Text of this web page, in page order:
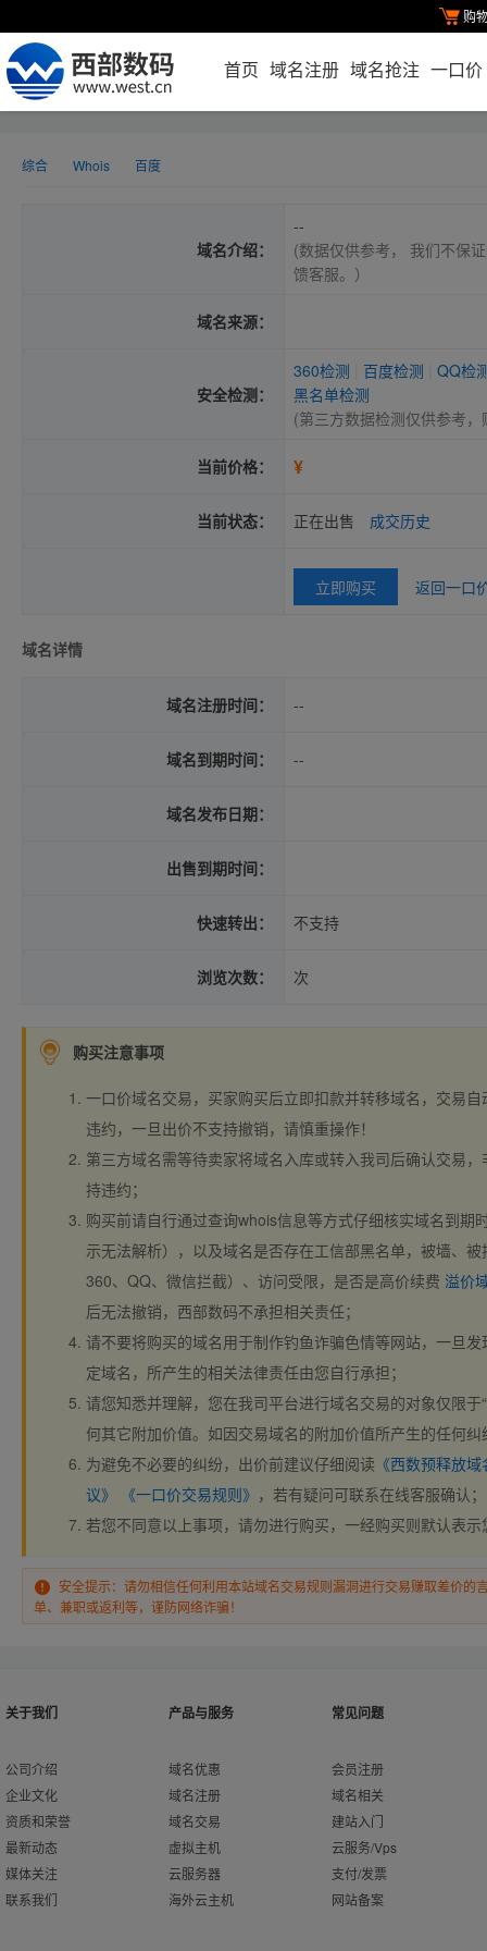
购
首页 域名注册 域名抢注 一口价
综合 Whois 百度
域名介绍：
--
(数据仅供参考， 我们不保
馈客服。）
域名来源：
安全检测：
360检测 百度检测
QQ检
黑名单检测
(第三方数据检测仅供参考
当前价格： ¥
当前状态： 正在出售 成交历史
立即购买 返回一口
域名详情
域名注册时间： --
域名到期时间： --
域名发布日期：
出售到期时间：
快速转出： 不支持
浏览次数： 次
购买注意事项
一口价域名交易，买家购买后立即扣款并转移域名，交易
违约，一旦出价不支持撤销，请慎重操作！
第三方域名需等待卖家将域名入库或转入我司后确认交易
持违约；
购买前请自行通过查询whois信息等方式仔细核实域名到期
示无法解析），以及域名是否存在工信部黑名单，被墙、
360、QQ、微信拦截）、访问受限，是否是高价续费 溢价
后无法撤销，西部数码不承担相关责任；
请不要将购买的域名用于制作钓鱼诈骗色情等网站，一旦
定域名，所产生的相关法律责任由您自行承担；
请您知悉并理解，您在我司平台进行域名交易的对象仅限于
何其它附加价值。如因交易域名的附加价值所产生的任何
为避免不必要的纠纷，出价前建议仔细阅读 《西数预释放
议》
《一口价交易规则》 ，若有疑问可联系在线客服确认；
若您不同意以上事项，请勿进行购买，一经购买则默认表
安全提示：请勿相信任何利用本站域名交易规则漏洞进行交易赚取差价的
单、兼职或返利等，谨防网络诈骗！
关于我们
公司介绍
企业文化
资质和荣誉
最新动态
媒体关注
联系我们
产品与服务
域名优惠
域名注册
域名交易
虚拟主机
云服务器
海外云主机
常见问题
会员注册
域名相关
建站入门
云服务/Vps
支付/发票
网站备案